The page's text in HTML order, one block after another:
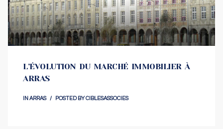
L’ÉVOLUTION DU MARCHÉ IMMOBILIER À
ARRAS
IN ARRAS POSTED BYCIBLESASSOCIES